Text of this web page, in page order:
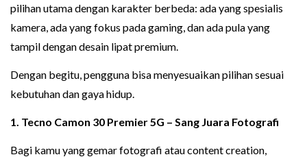
pilihan utama dengan karakter berbeda: ada yang spesialis
kamera, ada yang fokus pada gaming, dan ada pula yang
tampil dengan desain lipat premium.
Dengan begitu, pengguna bisa menyesuaikan pilihan sesuai
kebutuhan dan gaya hidup.
1. Tecno Camon 30 Premier 5G – Sang Juara Fotografi
Bagi kamu yang gemar fotografi atau content creation,